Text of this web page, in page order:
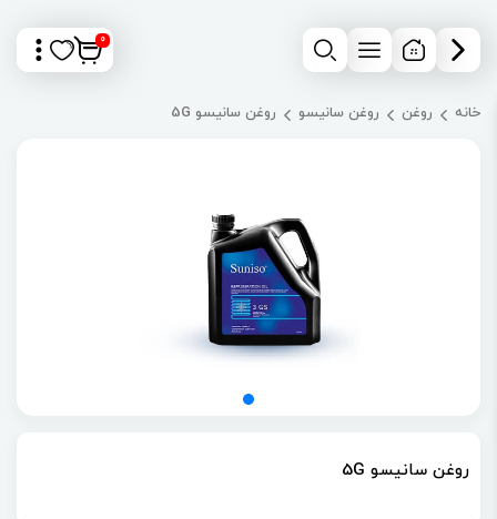
0
خانه روغن روغن سانیسو روغن سانیسو 5G
روغن سانیسو 5G